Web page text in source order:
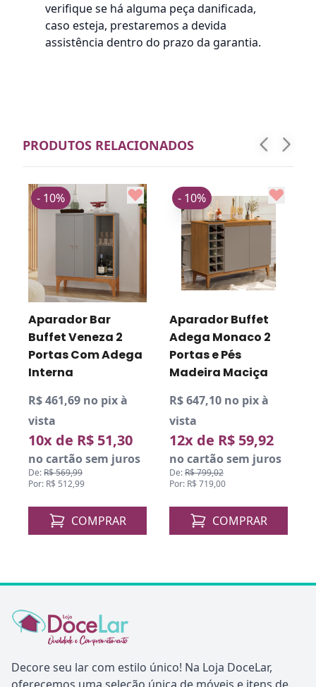
verifique se há alguma peça danificada,
caso esteja, prestaremos a devida
assistência dentro do prazo da garantia.
PRODUTOS RELACIONADOS
Aparador Bar
Buffet Veneza 2
Portas Com Adega
Interna
R$ 461,69 no pix à
vista
10x de R$ 51,30
no cartão sem juros
De:R$ 569,99
Por: R$ 512,99
- 10%
COMPRAR
Aparador Buffet
Adega Monaco 2
Portas e Pés
Madeira Maciça
R$ 647,10 no pix à
vista
12x de R$ 59,92
no cartão sem juros
De:R$ 799,02
Por: R$ 719,00
- 10%
COMPRAR
Decore seu lar com estilo único! Na Loja DoceLar,